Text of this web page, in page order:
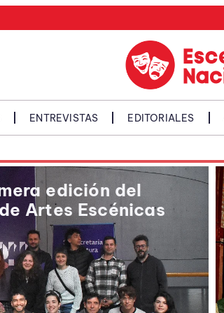
ENTREVISTAS EDITORIALES
edición del
Artes Escénicas